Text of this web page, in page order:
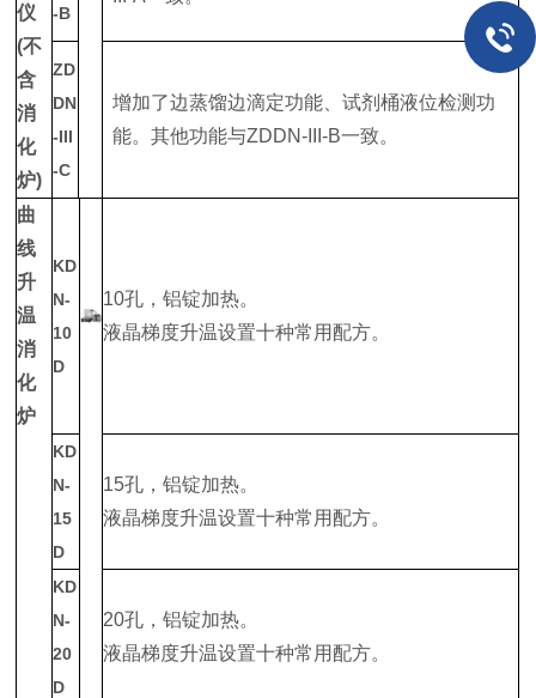
仪
(不
含
消
化
炉)
-B
ZD
DN
-III
-C
增加了边蒸馏边滴定功能、试剂桶液位检测功
能。其他功能与ZDDN-III-B一致。
曲
线
升
温
消
化
炉
KD
N-
10
D
10孔，铝锭加热。
液晶梯度升温设置十种常用配方。
KD
N-
15
D
15孔，铝锭加热。
液晶梯度升温设置十种常用配方。
KD
N-
20
D
20孔，铝锭加热。
液晶梯度升温设置十种常用配方。